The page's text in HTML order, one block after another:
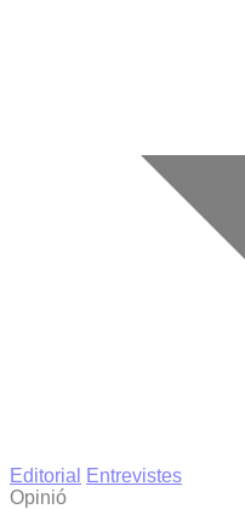
Editorial
Entrevistes
Opinió